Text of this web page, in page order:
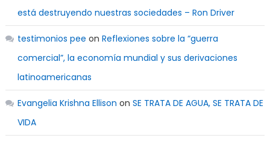
está destruyendo nuestras sociedades – Ron Driver
testimonios pee on Reflexiones sobre la “guerra
comercial”, la economía mundial y sus derivaciones
latinoamericanas
Evangelia Krishna Ellison on SE TRATA DE AGUA, SE TRATA DE
VIDA